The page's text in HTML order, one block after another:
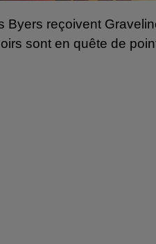
Byers reçoivent
sont en quête de